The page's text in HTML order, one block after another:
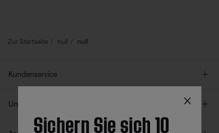
Zur Startseite null null
Kundenservice
Unser Unternehmen ×
Sichern Sie sich 10